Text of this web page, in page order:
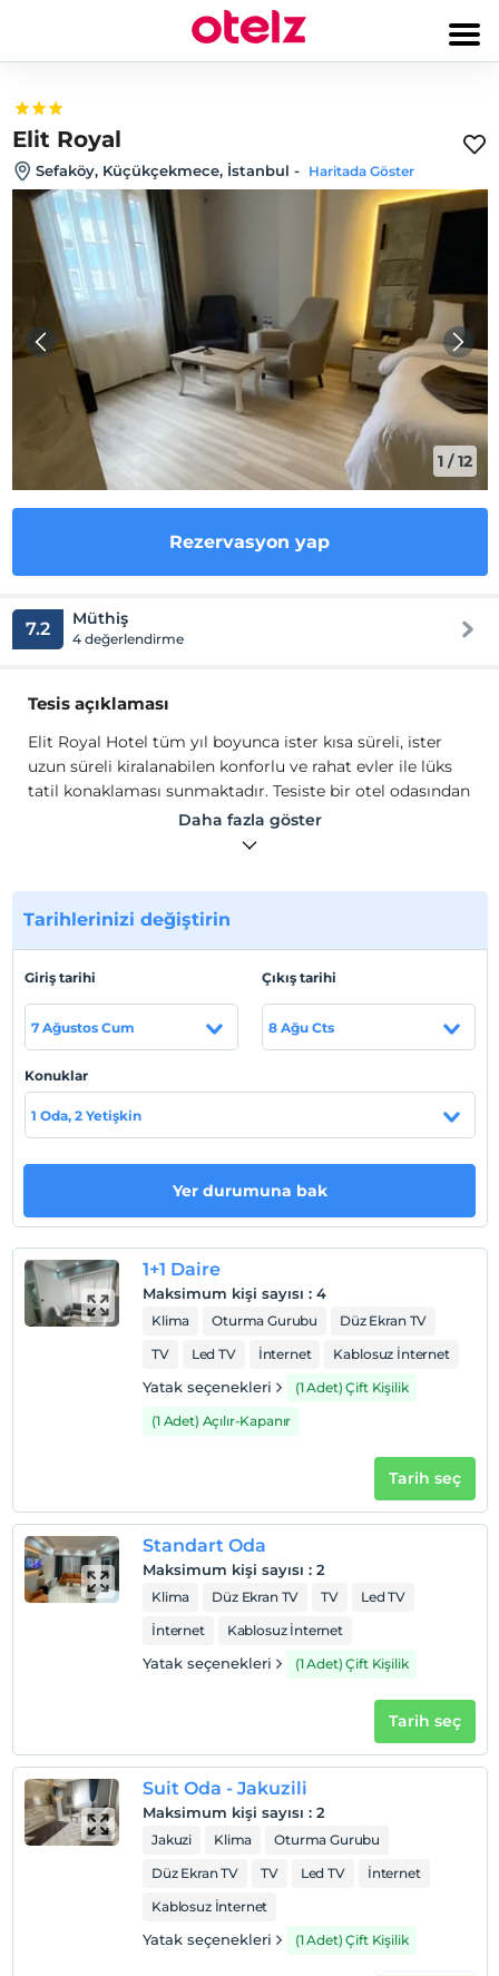
Elit Royal
Sefaköy, Küçükçekmece, İstanbul - Haritada Göster
1 /12
Rezervasyon yap
7.2 Müthiş
4 değerlendirme
Tesis açıklaması
Elit Royal Hotel tüm yıl boyunca ister kısa süreli, ister
uzun süreli kiralanabilen konforlu ve rahat evler ile lüks
tatil konaklaması sunmaktadır. Tesiste bir otel odasından
daha fazlasını bekliyorsanız, Elit Royal ile kendinizi
evinizde hissedebileceğiniz, konforun her türlüsünün
Elit Royal odaları hem daire tipi, hem de otel konsepti ile
hizmet vermektedir. Odalarında; Wi-Fi, TV, havlu takımı
Tesis lokasyon bilgileri
Tesis, İstanbul Sefaköy Küçükçekmece'de
yürüme mesafesindedir.
Haritada Göster
Otel koşulları
Check/in
En erken saat 18:00 ve sonrası
Evcil hayvan kabul edilmemektedir.
Çocuklar
2 yaşına kadar olan bebekler ücretsizdir.
Her bir oda için 3 yaşına kadar 1 çocuk ücretsizdir
Daha fazla göster
Tarihlerinizi değiştirin
Giriş tarihi
7 Ağustos Cum
Çıkış tarihi
8 Ağu Cts
Konuklar
1 Oda, 2 Yetişkin
Yer durumuna bak
1+1 Daire
Maksimum kişi sayısı : 4
Klima Oturma Gurubu
Düz Ekran TV
TV
Led TV İnternet Kablosuz İnternet
Yatak seçenekleri
(1 Adet) Çift Kişilik
(1 Adet) Açılır-Kapanır
Tarih seç
Standart Oda
Maksimum kişi sayısı : 2
Klima Düz Ekran TV TV
Led TV
İnternet
Kablosuz İnternet
Yatak seçenekleri (1 Adet) Çift Kişilik
Tarih seç
Suit Oda - Jakuzili
Maksimum kişi sayısı : 2
Jakuzi Klima
Oturma Gurubu
Düz Ekran TV
TV Led TV
İnternet
Kablosuz İnternet
Yatak seçenekleri (1 Adet) Çift Kişilik